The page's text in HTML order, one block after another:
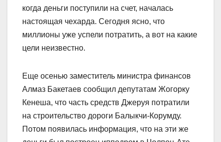
когда деньги поступили на счет, началась
настоящая чехарда. Сегодня ясно, что
миллионы уже успели потратить, а вот на какие
цели неизвестно.
Еще осенью заместитель министра финансов
Алмаз Бакетаев сообщил депутатам Жогорку
Кенеша, что часть средств Джеруя потратили
на строительство дороги Балыкчи-Корумду.
Потом появилась информация, что на эти же